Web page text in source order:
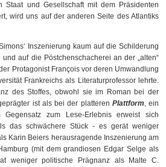
Staat und Gesellschaft mit dem Präsidenten
wird uns auf der anderen Seite des Atlantiks
Inszenierung kaum auf die Schilderung
auf die Pöstchenschacherei an der „alten“
Protagonist François vor deren Umwandlung
Frankreichs als Literaturprofessor lehrte.
des Stoffes, obwohl sie im Roman bei der
ist als bei der platteren Plattform, ein
zum Lese-Erlebnis erweist sich
das schwächere Stück - es gerät weniger
Karin Beiers herausragende Inszenierung am
(mit dem grandiosen Edgar Selge als
weniger politische Prägnanz als Malte C.